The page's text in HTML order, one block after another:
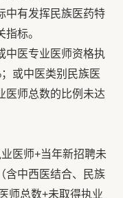
有发挥民族医药特
标。
医专业医师资格执
或中医类别民族医
医师总数的比例未达
医师+当年新招聘未
含中西医结合、民族
师总数+未取得执业